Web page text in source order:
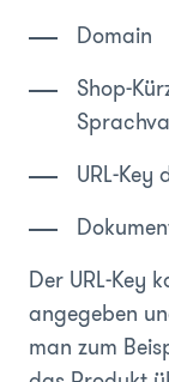
Domain
Shop-
URL-Key
Der URL-Key
angegeben
man zum